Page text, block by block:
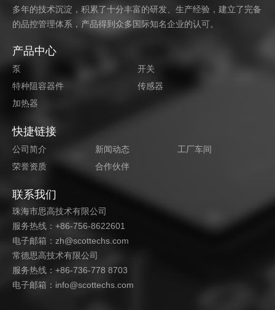
多年的技术沉淀，积累了十分丰富的研发、生产经验，建立了完备
的品控管理体系，产品得到众多国际知名企业的认可。
产品中心
泵
开关
特种阻容器件
传感器
加热器
快捷链接
公司简介 新闻动态
工厂车间
荣誉资质
合作伙伴
联系我们
珠海市思高技术有限公司
服务热线：+86-756-8622601
电子邮箱：zh@scottechs.com
常德思高技术有限公司
服务热线：+86-736-778 8703
电子邮箱：info@scottechs.com